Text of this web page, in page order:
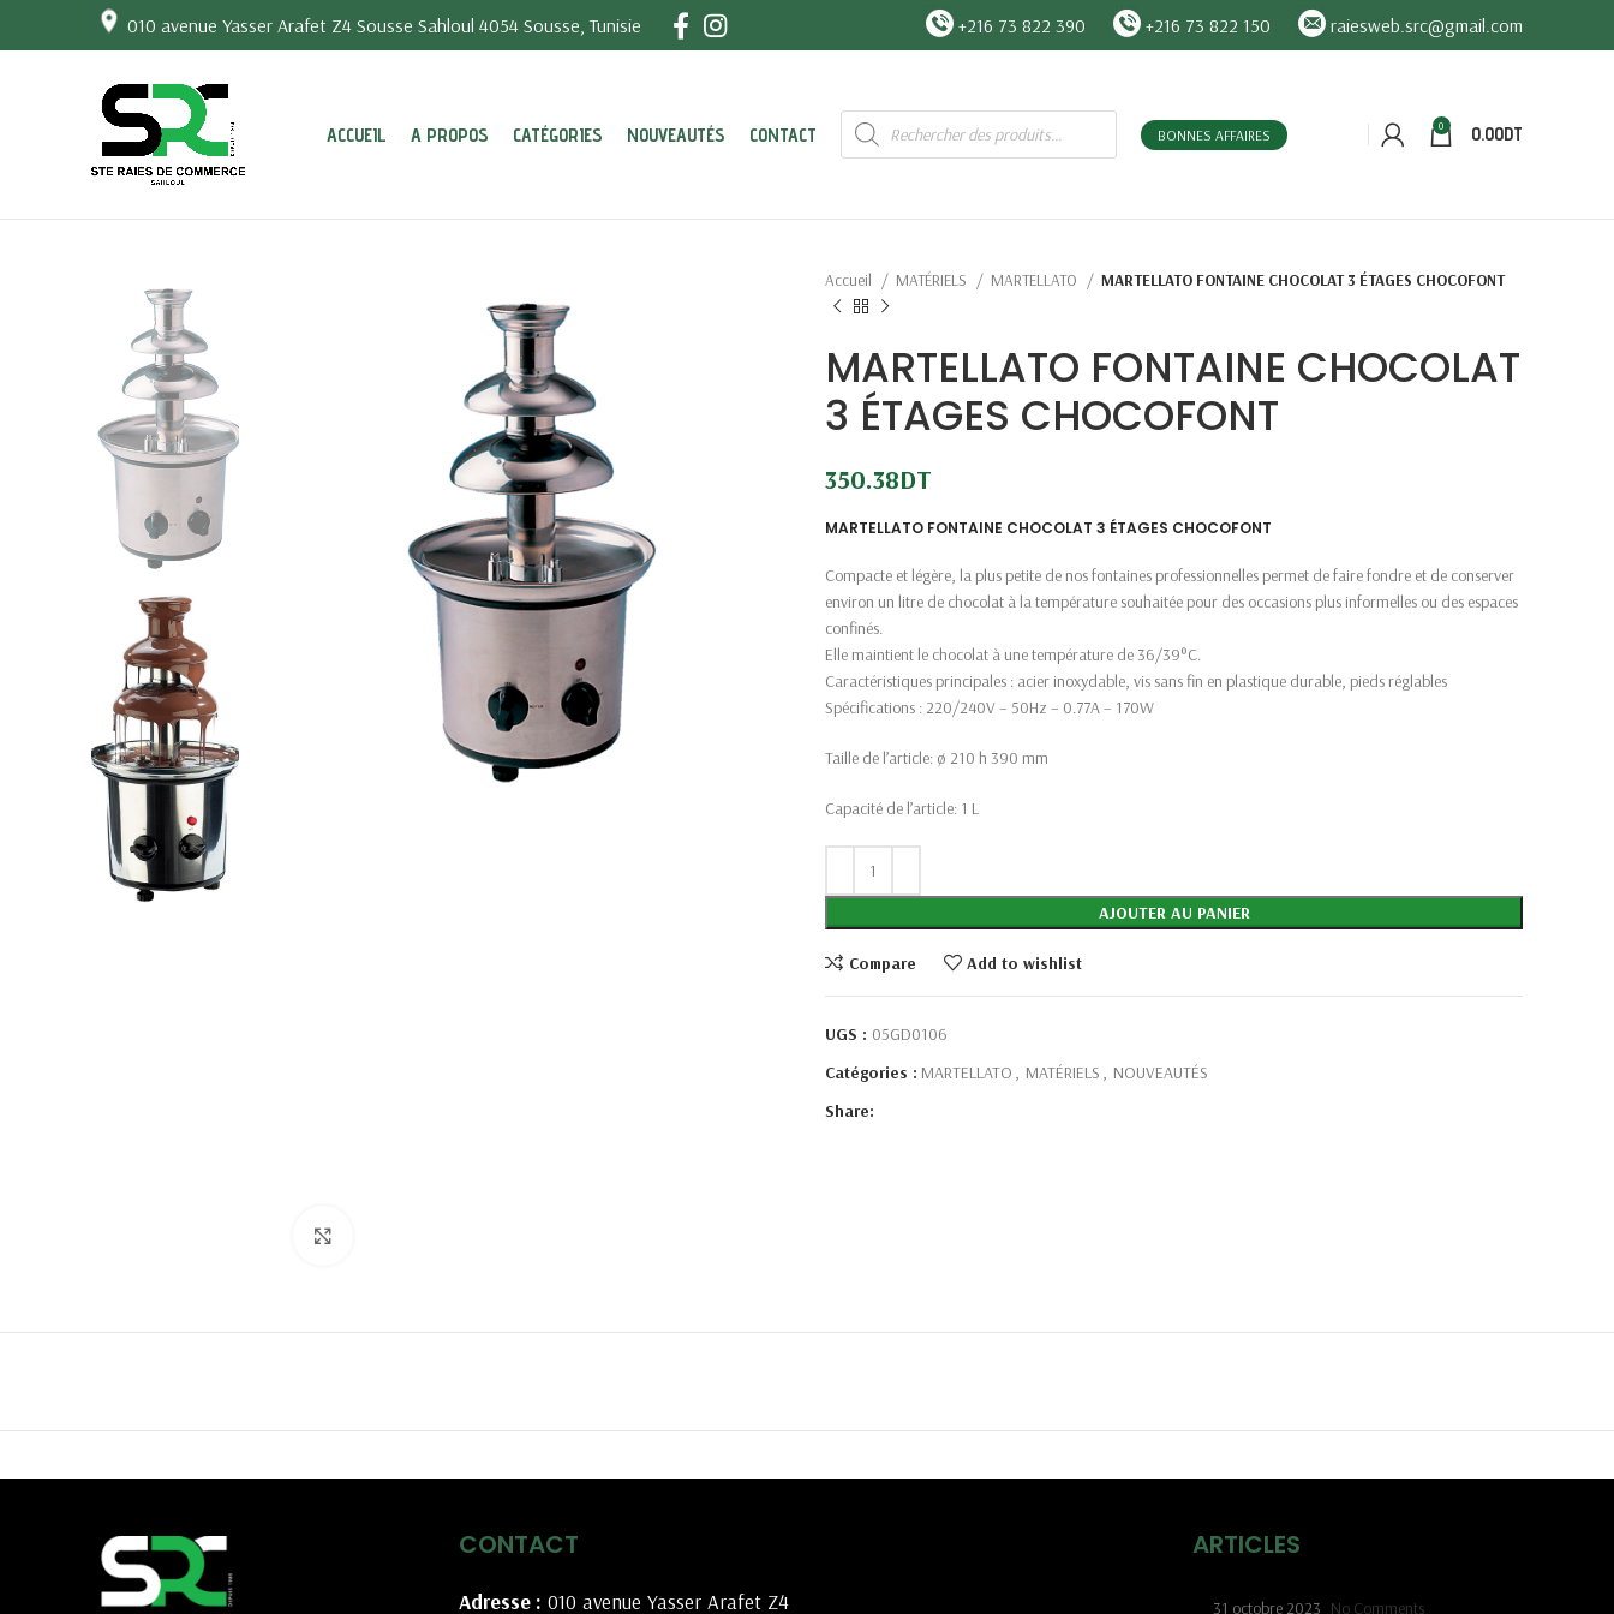
010 avenue Yasser Arafet Z4 Sousse Sahloul 4054 Sousse, Tunisie +216 73 822 390 +216 73 822 150 raiesweb.src@gmail.com
ACCUEIL A PROPOS CATÉGORIES NOUVEAUTÉS CONTACT
Recherche
de
produits
BONNES AFFAIRES
0 0.00DT
Accueil MATÉRIELS MARTELLATO MARTELLATO FONTAINE CHOCOLAT 3 ÉTAGES CHOCOFONT
MARTELLATO FONTAINE CHOCOLAT
3 ÉTAGES CHOCOFONT
350.38DT
MARTELLATO FONTAINE CHOCOLAT 3 ÉTAGES CHOCOFONT
Compacte et légère, la plus petite de nos fontaines professionnelles permet de faire fondre et de conserver
environ un litre de chocolat à la température souhaitée pour des occasions plus informelles ou des espaces
confinés.
Elle maintient le chocolat à une température de 36/39°C.
Caractéristiques principales : acier inoxydable, vis sans fin en plastique durable, pieds réglables
Spécifications : 220/240V – 50Hz – 0.77A – 170W
Taille de l’article: ø 210 h 390 mm
Capacité de l’article: 1 L
AJOUTER AU PANIER
Compare Add to wishlist
UGS : 05GD0106
Catégories : MARTELLATO , MATÉRIELS , NOUVEAUTÉS
Share:
CONTACT
Adresse : 010 avenue Yasser Arafet Z4
ARTICLES
31 octobre 2023 No Comments